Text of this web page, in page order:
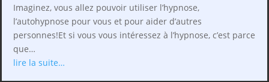
Imaginez, vous allez pouvoir utiliser l’hypnose,
l’autohypnose pour vous et pour aider d’autres
personnes!Et si vous vous intéressez à l’hypnose, c’est parce
que…
lire la suite…